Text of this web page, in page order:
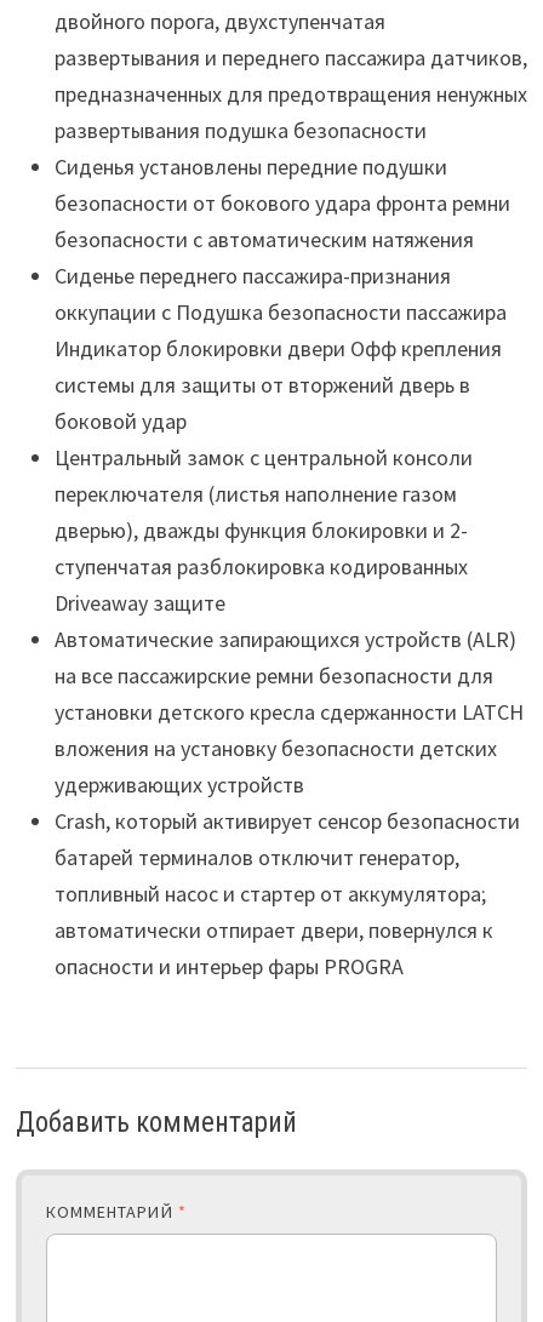
двойного порога, двухступенчатая
развертывания и переднего пассажира датчиков,
предназначенных для предотвращения ненужных
развертывания подушка безопасности
Сиденья установлены передние подушки
безопасности от бокового удара фронта ремни
безопасности с автоматическим натяжения
Сиденье переднего пассажира-признания
оккупации с Подушка безопасности пассажира
Индикатор блокировки двери Офф крепления
системы для защиты от вторжений дверь в
боковой удар
Центральный замок с центральной консоли
переключателя (листья наполнение газом
дверью), дважды функция блокировки и 2-
ступенчатая разблокировка кодированных
Driveaway защите
Автоматические запирающихся устройств (ALR)
на все пассажирские ремни безопасности для
установки детского кресла сдержанности LATCH
вложения на установку безопасности детских
удерживающих устройств
Crash, который активирует сенсор безопасности
батарей терминалов отключит генератор,
топливный насос и стартер от аккумулятора;
автоматически отпирает двери, повернулся к
опасности и интерьер фары PROGRA
Добавить комментарий
КОММЕНТАРИЙ *